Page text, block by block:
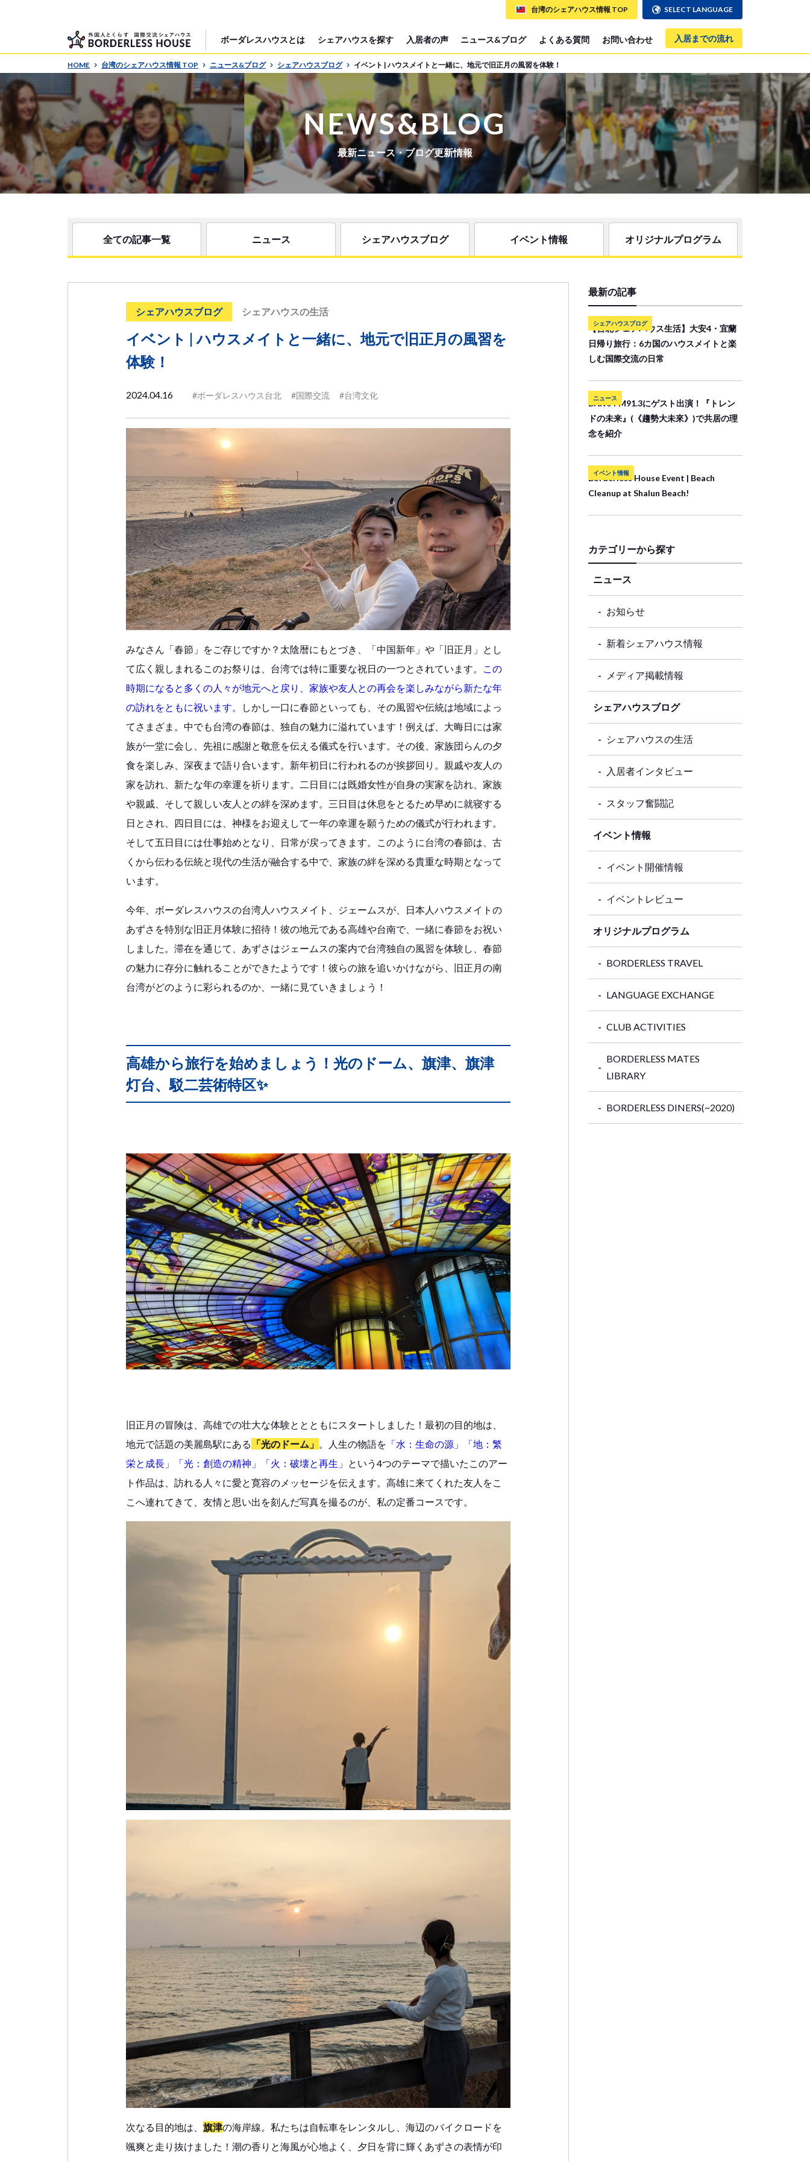
ボーダレスハウスとは シェアハウスを探す 入居者の声 ニュース&ブログ よくある質問 お問い合わせ 入居までの流れ
台湾のシェアハウス情報 TOP SELECT LANGUAGE
HOME 台湾のシェアハウス情報 TOP ニュース&ブログ シェアハウスブログ イベント | ハウスメイトと一緒に、地元で旧正月の風習を体験！
NEWS&BLOG
最新ニュース・ブログ更新情報
全ての記事一覧 ニュース シェアハウスブログ イベント情報 オリジナルプログラム
シェアハウスブログ シェアハウスの生活
イベント | ハウスメイトと一緒に、地元で旧正月の風習を
体験！
2024.04.16 #ボーダレスハウス台北 #国際交流 #台湾文化
みなさん「春節」をご存じですか？太陰暦にもとづき、「中国新年」や「旧正月」とし
て広く親しまれるこのお祭りは、台湾では特に重要な祝日の一つとされています。
この
時期になると多くの人々が地元へと戻り、家族や友人との再会を楽しみながら新たな年
の訪れをともに祝います。
しかし一口に春節といっても、その風習や伝統は地域によっ
てさまざま。中でも台湾の春節は、独自の魅力に溢れています！例えば、大晦日には家
族が一堂に会し、先祖に感謝と敬意を伝える儀式を行います。その後、家族団らんの夕
食を楽しみ、深夜まで語り合います。新年初日に行われるのが挨拶回り。親戚や友人の
家を訪れ、新たな年の幸運を祈ります。二日目には既婚女性が自身の実家を訪れ、家族
や親戚、そして親しい友人との絆を深めます。三日目は休息をとるため早めに就寝する
日とされ、四日目には、神様をお迎えして一年の幸運を願うための儀式が行われます。
そして五日目には仕事始めとなり、日常が戻ってきます。このように台湾の春節は、古
くから伝わる伝統と現代の生活が融合する中で、家族の絆を深める貴重な時期となって
います。
今年、ボーダレスハウスの台湾人ハウスメイト、ジェームスが、日本人ハウスメイトの
あずさを特別な旧正月体験に招待！彼の地元である高雄や台南で、一緒に春節をお祝い
しました。滞在を通じて、あずさはジェームスの案内で台湾独自の風習を体験し、春節
の魅力に存分に触れることができたようです！彼らの旅を追いかけながら、旧正月の南
台湾がどのように彩られるのか、一緒に見ていきましょう！
高雄から旅行を始めましょう！光のドーム、旗津、旗津
灯台、駁二芸術特区✨
旧正月の冒険は、高雄での壮大な体験ととともにスタートしました！最初の目的地は、
地元で話題の美麗島駅にある 「光のドーム」 。人生の物語を 「水：生命の源」「地：繁
栄と成長」「光：創造の精神」「火：破壊と再生」 という4つのテーマで描いたこのアー
ト作品は、訪れる人々に愛と寛容のメッセージを伝えます。高雄に来てくれた友人をこ
こへ連れてきて、友情と思い出を刻んだ写真を撮るのが、私の定番コースです。
次なる目的地は、 旗津の海岸線。私たちは自転車をレンタルし、海辺のバイクロードを
颯爽と走り抜けました！潮の香りと海風が心地よく、夕日を背に輝くあずさの表情が印
最新の記事
シェアハウスブログ
【台北シェアハウス生活】大安4・宜蘭
日帰り旅行：6カ国のハウスメイトと楽
しむ国際交流の日常
ニュース
Bravo FM91.3にゲスト出演！『トレン
ドの未来』(《趨勢大未來》)で共居の理
念を紹介
イベント情報
Borderless House Event | Beach
Cleanup at Shalun Beach!
カテゴリーから探す
ニュース
お知らせ
新着シェアハウス情報
メディア掲載情報
シェアハウスブログ
シェアハウスの生活
入居者インタビュー
スタッフ奮闘記
イベント情報
イベント開催情報
イベントレビュー
オリジナルプログラム
BORDERLESS TRAVEL
LANGUAGE EXCHANGE
CLUB ACTIVITIES
BORDERLESS MATES
LIBRARY
BORDERLESS DINERS(~2020)